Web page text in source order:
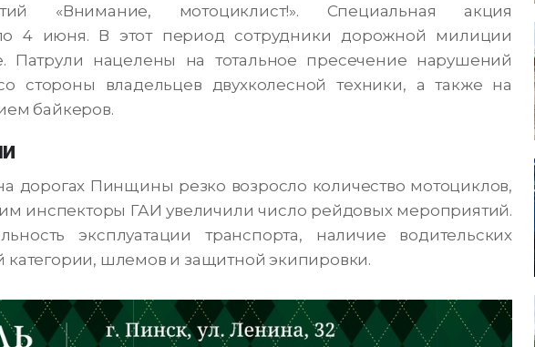
«Внимание, мотоциклист!». Специальная акция
4 июня. В этот период сотрудники дорожной милиции
Патрули нацелены на тотальное пресечение нарушений
стороны владельцев двухколесной техники, а также на
байкеров.
дорогах Пинщины резко возросло количество мотоциклов,
инспекторы ГАИ увеличили число рейдовых мероприятий.
эксплуатации транспорта, наличие водительских
категории, шлемов и защитной экипировки.